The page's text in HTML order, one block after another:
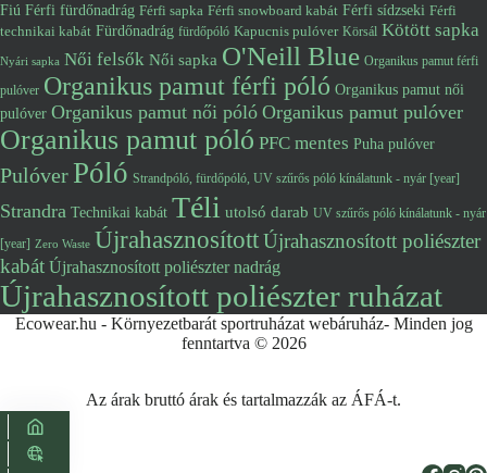
Fiú Férfi fürdőnadrág Férfi sapka Férfi snowboard kabát Férfi sídzseki Férfi
technikai kabát Fürdőnadrág fürdőpóló Kapucnis pulóver Körsál Kötött sapka
Nyári sapka Női felsők Női sapka O'Neill Blue Organikus pamut férfi
pulóver Organikus pamut férfi póló Organikus pamut női
pulóver Organikus pamut női póló Organikus pamut pulóver
Organikus pamut póló PFC mentes Puha pulóver
PulóverPóló Strandpóló, fürdőpóló, UV szűrős póló kínálatunk - nyár [year]
Strandra Technikai kabát Téli utolsó darab UV szűrős póló kínálatunk - nyár
[year] Zero Waste ÚjrahasznosítottÚjrahasznosított poliészter
kabát Újrahasznosított poliészter nadrág
Újrahasznosított poliészter ruházat
Ecowear.hu - Környezetbarát sportruházat webáruház- Minden jog
fenntartva © 2026
Az árak bruttó árak és tartalmazzák az ÁFÁ-t.